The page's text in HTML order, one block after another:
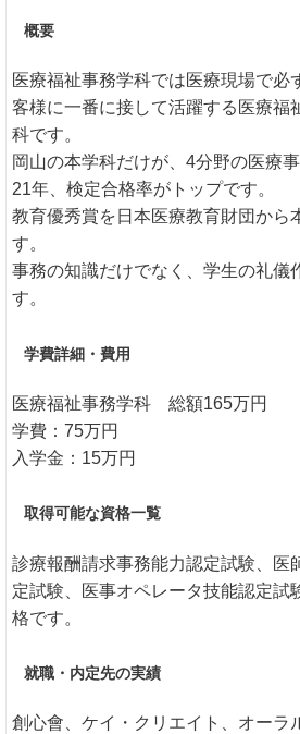
概要
医療福祉事務学科では医療現場で必
客様に一番に接して活躍する医療福
科です。
岡山の本学科だけが、4分野の医療
21年、検定合格率がトップです。
教育優秀賞を日本医療教育財団から
す。
事務の知識だけでなく、学生の礼儀
す。
学費詳細・費用
医療福祉事務学科 総額165万円
学費：75万円
入学金：15万円
取得可能な資格一覧
診療報酬請求事務能力認定試験、医
定試験、医事オペレータ技能認定試
格です。
就職・内定先の実績
創心會、ケイ・クリエイト、オーラ